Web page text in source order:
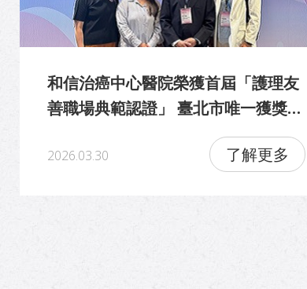
和信治癌中心醫院榮獲首屆「護理友
善職場典範認證」 臺北市唯一獲獎醫
院 打造支持與專業並重的護理環境
2026.03.30 了解更多